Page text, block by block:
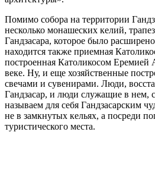
Помимо собора на территории
несколько монашеских келий,
Гандзасара, которое было
находится также приемная
построенная Католикосом
веке. Ну, и еще хозяйственные
свечами и сувенирами. Люди,
Гандзасар, и люди служащие в нем,
называем для себя Гандзасарским
не в замкнутых кельях, а посреди
туристического места.